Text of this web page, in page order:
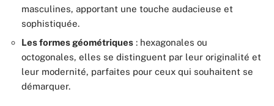
masculines, apportant une touche audacieuse et
sophistiquée.
Les formes géométriques : hexagonales ou
octogonales, elles se distinguent par leur originalité et
leur modernité, parfaites pour ceux qui souhaitent se
démarquer.